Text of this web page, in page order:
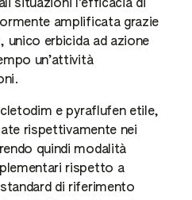
situazioni l’efficacia di
amplificata grazie
unico erbicida ad azione
un’attività
e pyraflufen etile,
rispettivamente nei
quindi modalità
rispetto a
di riferimento